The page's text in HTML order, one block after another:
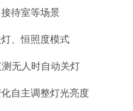
待室等场景
、恒照度模式
无人时自动关灯
自主调整灯光亮度